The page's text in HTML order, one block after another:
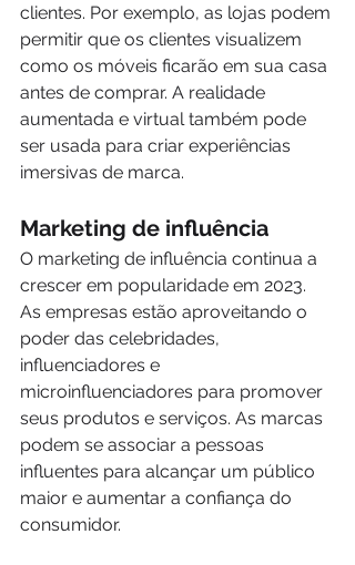
clientes. Por exemplo, as lojas podem
permitir que os clientes visualizem
como os móveis ficarão em sua casa
antes de comprar. A realidade
aumentada e virtual também pode
ser usada para criar experiências
imersivas de marca.
Marketing de influência
O marketing de influência continua a
crescer em popularidade em 2023.
As empresas estão aproveitando o
poder das celebridades,
influenciadores e
microinfluenciadores para promover
seus produtos e serviços. As marcas
podem se associar a pessoas
influentes para alcançar um público
maior e aumentar a confiança do
consumidor.